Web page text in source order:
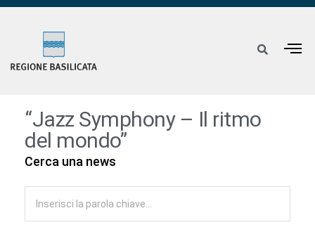
“Jazz Symphony – Il ritmo
del mondo”
Cerca una news